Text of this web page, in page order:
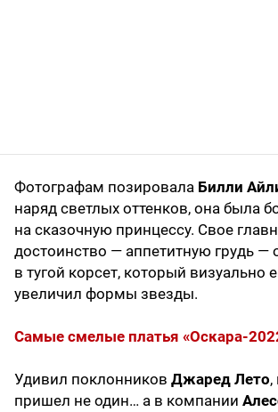
Фотографам позировала Билли
наряд светлых оттенков, она была
на сказочную принцессу. Свое
достоинство — аппетитную грудь —
в тугой корсет, который визуально
увеличил формы звезды.
Самые смелые платья «Оскара-
Удивил поклонников Джаред Лето,
пришел не один… а в компании